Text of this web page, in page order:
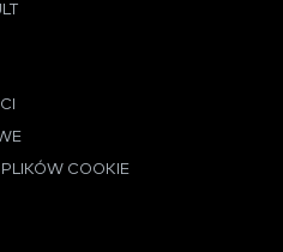
COOKIE